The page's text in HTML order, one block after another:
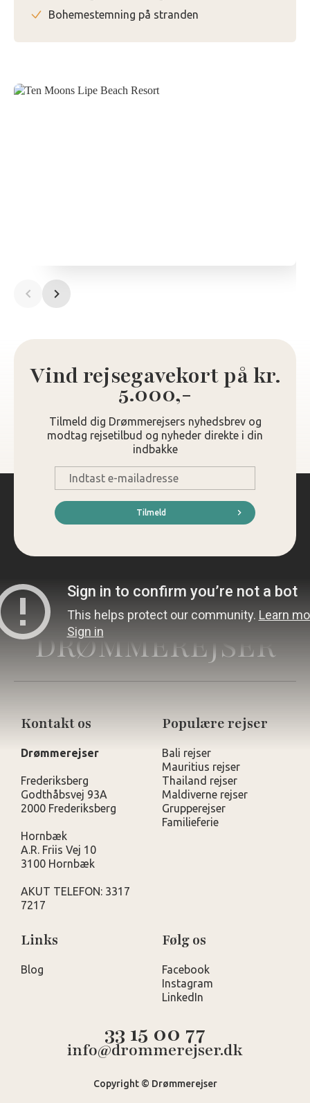
Bohemestemning på stranden
Vind rejsegavekort på kr.
5.000,-
Tilmeld dig Drømmerejsers nyhedsbrev og
modtag rejsetilbud og nyheder direkte i din
indbakke
mail
*
Tilmeld
DRØMMEREJSER
Kontakt os
Drømmerejser
Frederiksberg
Godthåbsvej 93A
2000 Frederiksberg
Hornbæk
A.R. Friis Vej 10
3100 Hornbæk
AKUT TELEFON: 3317
7217
Populære rejser
Bali rejser
Mauritius rejser
Thailand rejser
Maldiverne rejser
Grupperejser
Familieferie
Links
Blog
Følg os
Facebook
Instagram
LinkedIn
33 15 00 77
info@drommerejser.dk
Copyright © Drømmerejser